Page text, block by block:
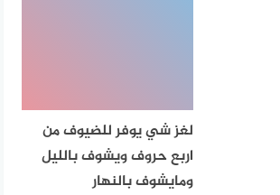
لغز شي يوفر للضيوف من
اربع حروف ويشوف بالليل
ومايشوف بالنهار